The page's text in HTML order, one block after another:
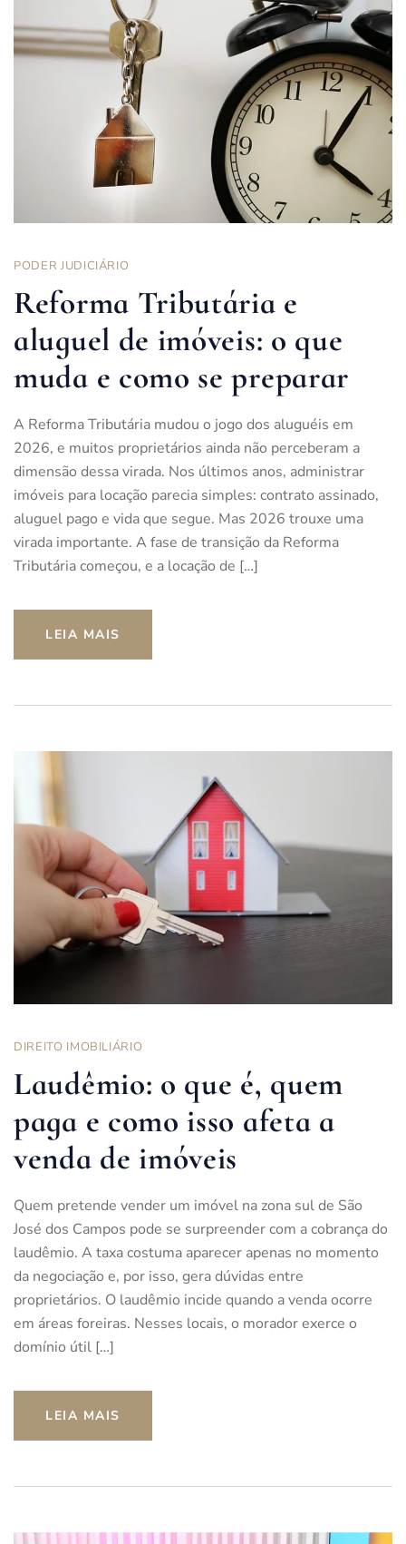
PODER JUDICIÁRIO
Reforma Tributária e
aluguel de imóveis: o que
muda e como se preparar
A Reforma Tributária mudou o jogo dos aluguéis em
2026, e muitos proprietários ainda não perceberam a
dimensão dessa virada. Nos últimos anos, administrar
imóveis para locação parecia simples: contrato assinado,
aluguel pago e vida que segue. Mas 2026 trouxe uma
virada importante. A fase de transição da Reforma
Tributária começou, e a locação de […]
LEIA MAIS
DIREITO IMOBILIÁRIO
Laudêmio: o que é, quem
paga e como isso afeta a
venda de imóveis
Quem pretende vender um imóvel na zona sul de São
José dos Campos pode se surpreender com a cobrança do
laudêmio. A taxa costuma aparecer apenas no momento
da negociação e, por isso, gera dúvidas entre
proprietários. O laudêmio incide quando a venda ocorre
em áreas foreiras. Nesses locais, o morador exerce o
domínio útil […]
LEIA MAIS